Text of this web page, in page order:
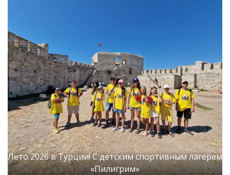
Лето 2026 в Турции! С детским спортивным лагерем
«Пилигрим»